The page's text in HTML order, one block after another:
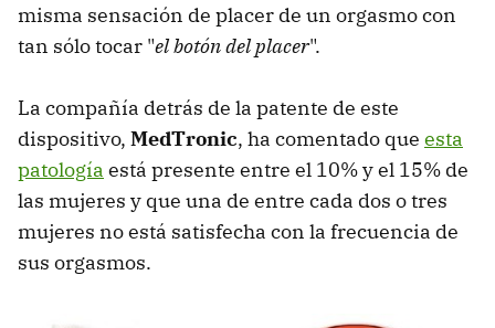
misma sensación de placer de un orgasmo con
tan sólo tocar "el botón del placer".
La compañía detrás de la patente de este
dispositivo, MedTronic, ha comentado que esta
patología está presente entre el 10% y el 15% de
las mujeres y que una de entre cada dos o tres
mujeres no está satisfecha con la frecuencia de
sus orgasmos.